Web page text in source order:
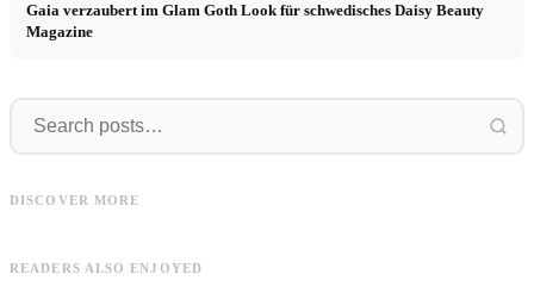
Gaia verzaubert im Glam Goth Look für schwedisches Daisy Beauty
Magazine
DISCOVER MORE
Shooting für Apropos Store Köln
READERS ALSO ENJOYED